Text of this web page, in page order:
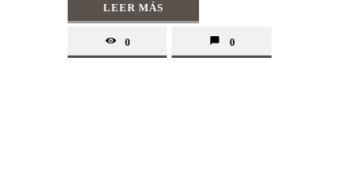
LEER MÁS
0 0